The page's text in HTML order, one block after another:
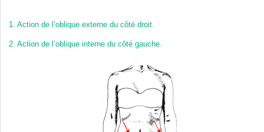
1. Action de l’oblique externe du côté droit.
2. Action de l’oblique interne du côté gauche.